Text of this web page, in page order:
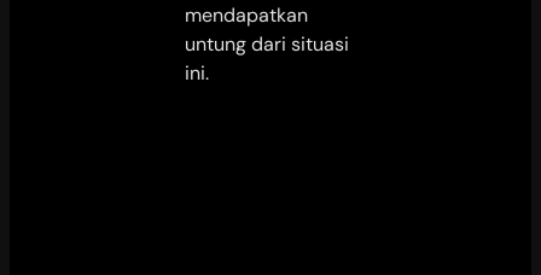
mendapatkan
untung dari situasi
ini.